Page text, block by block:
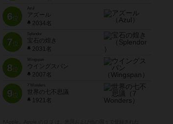
6位
Azul
アズール
2034名
7位
宝石の煌き
2031名
8位
Wingspan
ウイングスパン
2007名
9位
7 Wonders
世界の七不思議
1921名